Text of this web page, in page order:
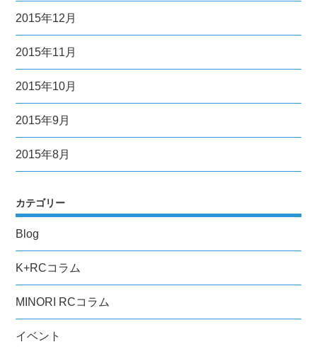
2015年12月
2015年11月
2015年10月
2015年9月
2015年8月
カテゴリー
Blog
K+RCコラム
MINORI RCコラム
イベント